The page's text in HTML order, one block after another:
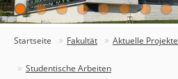
Startseite Fakultät Aktuelle Projekte
Studentische Arbeiten